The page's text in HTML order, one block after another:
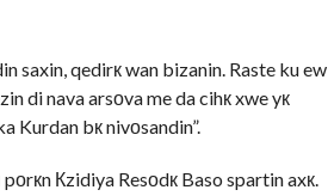
saxin, qedirк wan bizanin. Raste ku ew
di nava arsоva me da cihк xwe yк
Kurdan bк nivоsandin”.
Кzidiya Resоdк Baso spartin axк.